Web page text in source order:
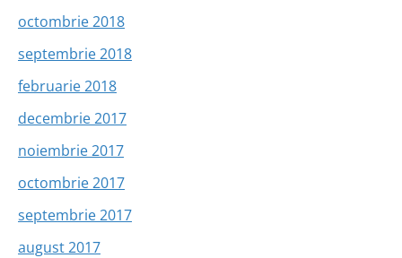
octombrie 2018
septembrie 2018
februarie 2018
decembrie 2017
noiembrie 2017
octombrie 2017
septembrie 2017
august 2017